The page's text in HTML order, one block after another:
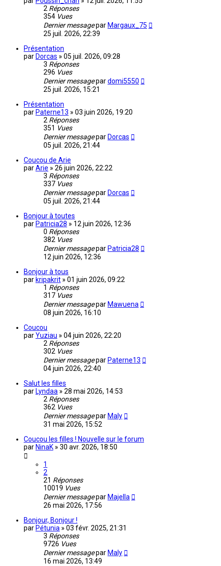
2 Réponses
354 Vues
Dernier messagepar Margaux_75
25 juil. 2026, 22:39
Présentation
par Dorcas » 05 juil. 2026, 09:28
3 Réponses
296 Vues
Dernier messagepardomi5550
25 juil. 2026, 15:21
Présentation
par Paterne13 » 03 juin 2026, 19:20
2 Réponses
351 Vues
Dernier messagepar Dorcas
05 juil. 2026, 21:44
Coucou de Arie
parArie » 26 juin 2026, 22:22
3 Réponses
337 Vues
Dernier messagepar Dorcas
05 juil. 2026, 21:44
Bonjour à toutes
par Patricia28 » 12 juin 2026, 12:36
0 Réponses
382 Vues
Dernier messagepar Patricia28
12 juin 2026, 12:36
Bonjour à tous
par kripakrit » 01 juin 2026, 09:22
1 Réponses
317 Vues
Dernier messagepar Mawuena
08 juin 2026, 16:10
Coucou
parYuziau » 04 juin 2026, 22:20
2 Réponses
302 Vues
Dernier messagepar Paterne13
04 juin 2026, 22:40
Salut les filles
par Lyndaa » 28 mai 2026, 14:53
2 Réponses
362 Vues
Dernier messagepar Maly
31 mai 2026, 15:52
Coucou les filles ! Nouvelle sur le forum
par NinaK » 30 avr. 2026, 18:50
1
2
21 Réponses
10019 Vues
Dernier messagepar Majella
26 mai 2026, 17:56
Bonjour, Bonjour !
par Pétunia » 03 févr. 2025, 21:31
3 Réponses
9726 Vues
Dernier messagepar Maly
16 mai 2026, 13:49